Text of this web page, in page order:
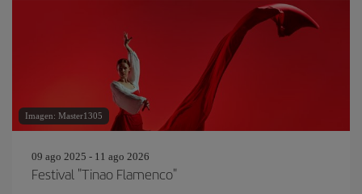
Imagen: Master1305
09 ago 2025 - 11 ago 2026
Festival "Tinao Flamenco"